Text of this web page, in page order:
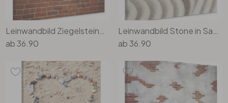
ab36.90
ab36.90